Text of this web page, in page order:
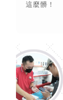
這麼髒！